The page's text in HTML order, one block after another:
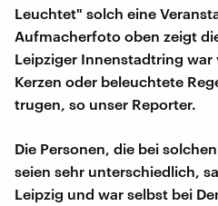
Leuchtet" solch eine
Aufmacherfoto oben zeigt
Leipziger Innenstadtring
Kerzen oder beleuchtete
trugen, so unser Reporter.
Die Personen, die bei
seien sehr unterschiedlich,
Leipzig und war selbst bei